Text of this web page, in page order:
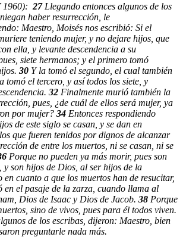
1960): 27 Llegando entonces algunos de los
haber resurrección, le
Maestro, Moisés nos escribió: Si el
teniendo mujer, y no dejare hijos, que
ella, y levante descendencia a su
siete hermanos; y el primero tomó
30 Y la tomó el segundo, el cual también
tomó el tercero, y así todos los siete, y
32 Finalmente murió también la
pues, ¿de cuál de ellos será mujer, ya
por mujer? 34 Entonces respondiendo
de este siglo se casan, y se dan en
que fueren tenidos por dignos de alcanzar
de entre los muertos, ni se casan, ni se
Porque no pueden ya más morir, pues son
y son hijos de Dios, al ser hijos de la
en cuanto a que los muertos han de resucitar,
en el pasaje de la zarza, cuando llama al
Dios de Isaac y Dios de Jacob. 38 Porque
sino de vivos, pues para él todos viven.
de los escribas, dijeron: Maestro, bien
preguntarle nada más.